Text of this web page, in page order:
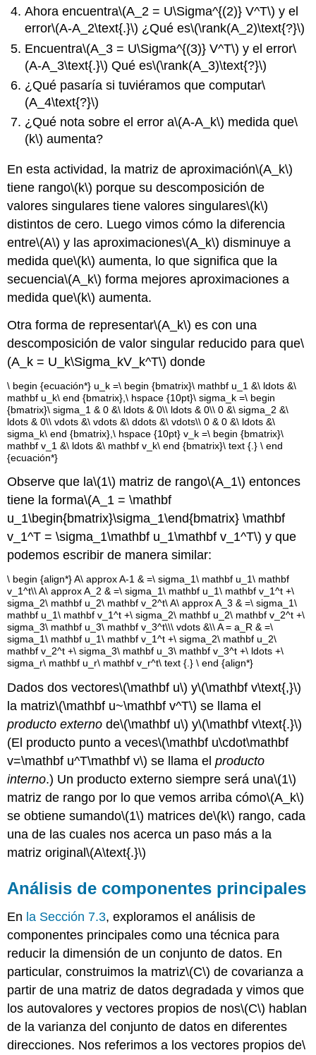
Ahora encuentra\(A_2 = U\Sigma^{(2)} V^T\) y el
error\(A-A_2\text{.}\) ¿Qué es\(\rank(A_2)\text{?}\)
Encuentra\(A_3 = U\Sigma^{(3)} V^T\) y el error\
(A-A_3\text{.}\) Qué es\(\rank(A_3)\text{?}\)
¿Qué pasaría si tuviéramos que computar\
(A_4\text{?}\)
¿Qué nota sobre el error a\(A-A_k\) medida que\
(k\) aumenta?
En esta actividad, la matriz de aproximación\(A_k\)
tiene rango\(k\) porque su descomposición de
valores singulares tiene valores singulares\(k\)
distintos de cero. Luego vimos cómo la diferencia
entre\(A\) y las aproximaciones\(A_k\) disminuye a
medida que\(k\) aumenta, lo que significa que la
secuencia\(A_k\) forma mejores aproximaciones a
medida que\(k\) aumenta.
Otra forma de representar\(A_k\) es con una
descomposición de valor singular reducido para que\
(A_k = U_k\Sigma_kV_k^T\) donde
\ begin {ecuación*} u_k =\ begin {bmatrix}\ mathbf u_1 &\ ldots &\
mathbf u_k\ end {bmatrix},\ hspace {10pt}\ sigma_k =\ begin
{bmatrix}\ sigma_1 & 0 &\ ldots & 0\\ ldots & 0\\ 0 &\ sigma_2 &\
ldots & 0\\ vdots &\ vdots &\ ddots &\ vdots\\ 0 & 0 &\ ldots &\
sigma_k\ end {bmatrix},\ hspace {10pt} v_k =\ begin {bmatrix}\
mathbf v_1 &\ ldots &\ mathbf v_k\ end {bmatrix}\ text {.} \ end
{ecuación*}
Observe que la\(1\) matriz de rango\(A_1\) entonces
tiene la forma\(A_1 = \mathbf
u_1\begin{bmatrix}\sigma_1\end{bmatrix} \mathbf
v_1^T = \sigma_1\mathbf u_1\mathbf v_1^T\) y que
podemos escribir de manera similar:
\ begin {align*} A\ approx A-1 & =\ sigma_1\ mathbf u_1\ mathbf
v_1^t\\ A\ approx A_2 & =\ sigma_1\ mathbf u_1\ mathbf v_1^t +\
sigma_2\ mathbf u_2\ mathbf v_2^t\ A\ approx A_3 & =\ sigma_1\
mathbf u_1\ mathbf v_1^t +\ sigma_2\ mathbf u_2\ mathbf v_2^t +\
sigma_3\ mathbf u_3\ mathbf v_3^t\\\ vdots &\\ A = a_R & =\
sigma_1\ mathbf u_1\ mathbf v_1^t +\ sigma_2\ mathbf u_2\
mathbf v_2^t +\ sigma_3\ mathbf u_3\ mathbf v_3^t +\ ldots +\
sigma_r\ mathbf u_r\ mathbf v_r^t\ text {.} \ end {align*}
Dados dos vectores\(\mathbf u\) y\(\mathbf v\text{,}\)
la matriz\(\mathbf u~\mathbf v^T\) se llama el
producto externo de\(\mathbf u\) y\(\mathbf v\text{.}\)
(El producto punto a veces\(\mathbf u\cdot\mathbf
v=\mathbf u^T\mathbf v\) se llama elproducto
interno.) Un producto externo siempre será una\(1\)
matriz de rango por lo que vemos arriba cómo\(A_k\)
se obtiene sumando\(1\) matrices de\(k\) rango, cada
una de las cuales nos acerca un paso más a la
matriz original\(A\text{.}\)
Análisis de componentes principales
En la Sección 7.3, exploramos el análisis de
componentes principales como una técnica para
reducir la dimensión de un conjunto de datos. En
particular, construimos la matriz\(C\) de covarianza a
partir de una matriz de datos degradada y vimos que
los autovalores y vectores propios de nos\(C\) hablan
de la varianza del conjunto de datos en diferentes
direcciones. Nos referimos a los vectores propios de\